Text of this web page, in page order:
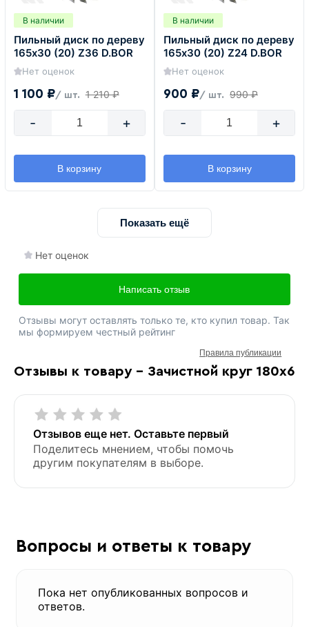
В наличии
Пильный диск по дереву
165х30 (20) Z36 D.BOR
Нет оценок
1 100 ₽/ шт. 1 210 ₽
- +
В корзину
В наличии
Пильный диск по дереву
165х30 (20) Z24 D.BOR
Нет оценок
900 ₽/ шт. 990 ₽
- +
В корзину
Показать ещё
Отзывы к товару - Зачистной круг 180х6
Отзывов еще нет. Оставьте первый
Поделитесь мнением, чтобы помочь
другим покупателям в выборе.
Нет оценок
Написать отзыв
Отзывы могут оставлять только те, кто купил товар. Так
мы формируем честный рейтинг
Правила публикации
Вопросы и ответы к товару
Пока нет опубликованных вопросов и
ответов.